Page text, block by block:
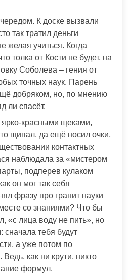
К доске вызвали
так тратил деньги
желая учиться. Когда
толка от Кости не будет, на
Соболева – гения от
точных наук. Парень
добряком, но, по мнению
ли спасёт.
красными щеками,
щипал, да ещё носил очки,
контактных
наблюдала за «мистером
подперев кулаком
он мог так себя
фразу про гранит науки
со знаниями? Что бы
«с лица воду не пить», но
сначала тебя будут
а уже потом по
как ни крути, никто
формул.